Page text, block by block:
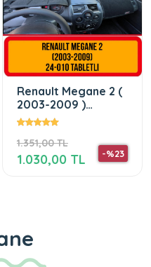
Renault Megane 2 (
2003-2009 )
Tabletli
1.351,00 TL
-%23
1.030,00 TL